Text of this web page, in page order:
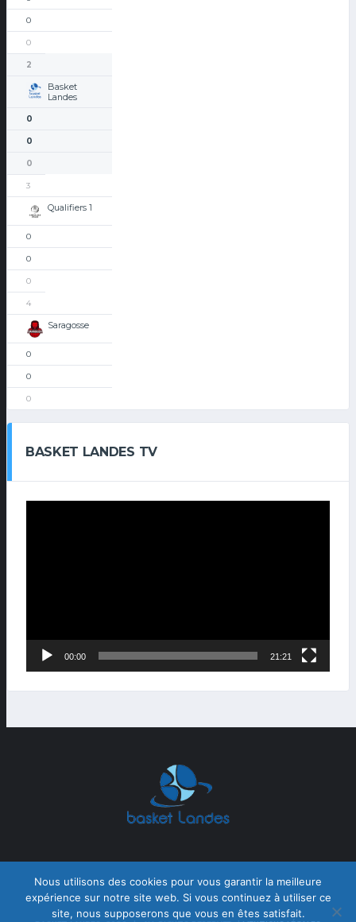
0
0
2
Basket
Landes
0
0
0
3
Qualifiers 1
0
0
0
4
Saragosse
0
0
0
BASKET LANDES TV
00:00 21:21
Nous utilisons des cookies pour vous garantir la meilleure
expérience sur notre site web. Si vous continuez à utiliser ce
site, nous supposerons que vous en êtes satisfait.